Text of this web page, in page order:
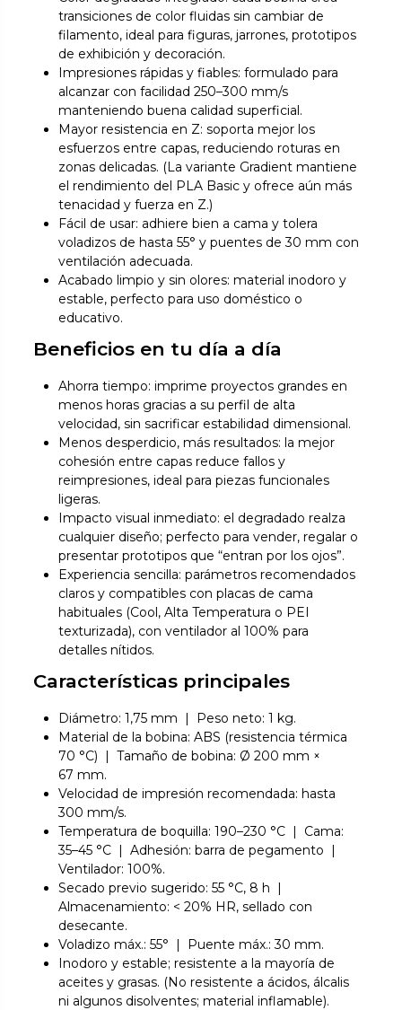
transiciones de color fluidas sin cambiar de
filamento, ideal para figuras, jarrones, prototipos
de exhibición y decoración.
Impresiones rápidas y fiables: formulado para
alcanzar con facilidad 250–300 mm/s
manteniendo buena calidad superficial.
Mayor resistencia en Z: soporta mejor los
esfuerzos entre capas, reduciendo roturas en
zonas delicadas. (La variante Gradient mantiene
el rendimiento del PLA Basic y ofrece aún más
tenacidad y fuerza en Z.)
Fácil de usar: adhiere bien a cama y tolera
voladizos de hasta 55° y puentes de 30 mm con
ventilación adecuada.
Acabado limpio y sin olores: material inodoro y
estable, perfecto para uso doméstico o
educativo.
Beneficios en tu día a día
Ahorra tiempo: imprime proyectos grandes en
menos horas gracias a su perfil de alta
velocidad, sin sacrificar estabilidad dimensional.
Menos desperdicio, más resultados: la mejor
cohesión entre capas reduce fallos y
reimpresiones, ideal para piezas funcionales
ligeras.
Impacto visual inmediato: el degradado realza
cualquier diseño; perfecto para vender, regalar o
presentar prototipos que “entran por los ojos”.
Experiencia sencilla: parámetros recomendados
claros y compatibles con placas de cama
habituales (Cool, Alta Temperatura o PEI
texturizada), con ventilador al 100% para
detalles nítidos.
Características principales
Diámetro: 1,75 mm | Peso neto: 1 kg.
Material de la bobina: ABS (resistencia térmica
70 °C) | Tamaño de bobina: Ø 200 mm ×
67 mm.
Velocidad de impresión recomendada: hasta
300 mm/s.
Temperatura de boquilla: 190–230 °C | Cama:
35–45 °C | Adhesión: barra de pegamento |
Ventilador: 100%.
Secado previo sugerido: 55 °C, 8 h |
Almacenamiento: < 20% HR, sellado con
desecante.
Voladizo máx.: 55° | Puente máx.: 30 mm.
Inodoro y estable; resistente a la mayoría de
aceites y grasas. (No resistente a ácidos, álcalis
ni algunos disolventes; material inflamable).